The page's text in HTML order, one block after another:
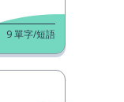
9單字/短語